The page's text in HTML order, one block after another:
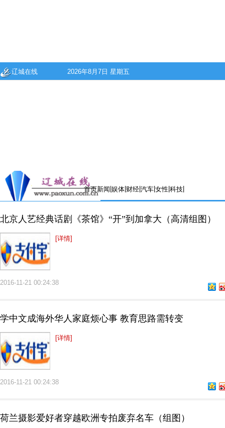
辽城在线 2026年8月7日 星期五
首页新闻 娱体 财经 汽车 女性 科技
北京人艺经典话剧《茶馆》“开”到加拿大（高清组图）
[详情]
2016-11-21 00:24:38
学中文成海外华人家庭烦心事 教育思路需转变
[详情]
2016-11-21 00:24:38
荷兰摄影爱好者穿越欧洲专拍废弃名车（组图）